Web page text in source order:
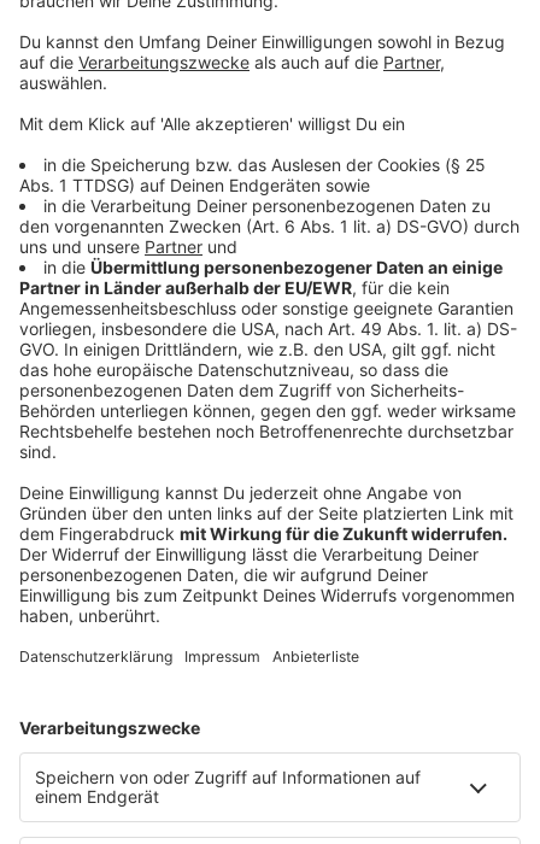
ausgebildeten Rettungsschwimmern ein.
Bürgermeister Richter betont: Die meisten anderen
Städte stehen vor denselben Problemen.
Anzeige
Familiade am 13. Juni im Underbergbad
Rheinberg
Anzeige
Kaum geöffnet, gibt es auch schon das erste
Highlight. Am Samstag, 13. Juni, findet im
Underbergbad die traditionelle Familiade statt. Der
Verein Spektakel e.V. organisiert die Veranstaltung
zahlreiche Spielstationen für Kinder und Familien. Das
Besondere: An diesem Tag ist der Eintritt ins Freibad
für alle Besucher kostenlos. Die Familiade ist eine
feste Größe im Rheinberger Veranstaltungskalender.
Familien aus der ganzen Region nutzen den Tag
regelmäßig für einen Ausflug ins Freibad.